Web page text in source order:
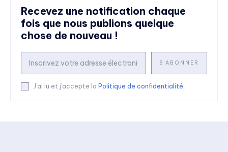
Recevez une notification chaque
fois que nous publions quelque
chose de nouveau !
S'ABONNER
J'ai lu et j'accepte la Politique de confidentialité